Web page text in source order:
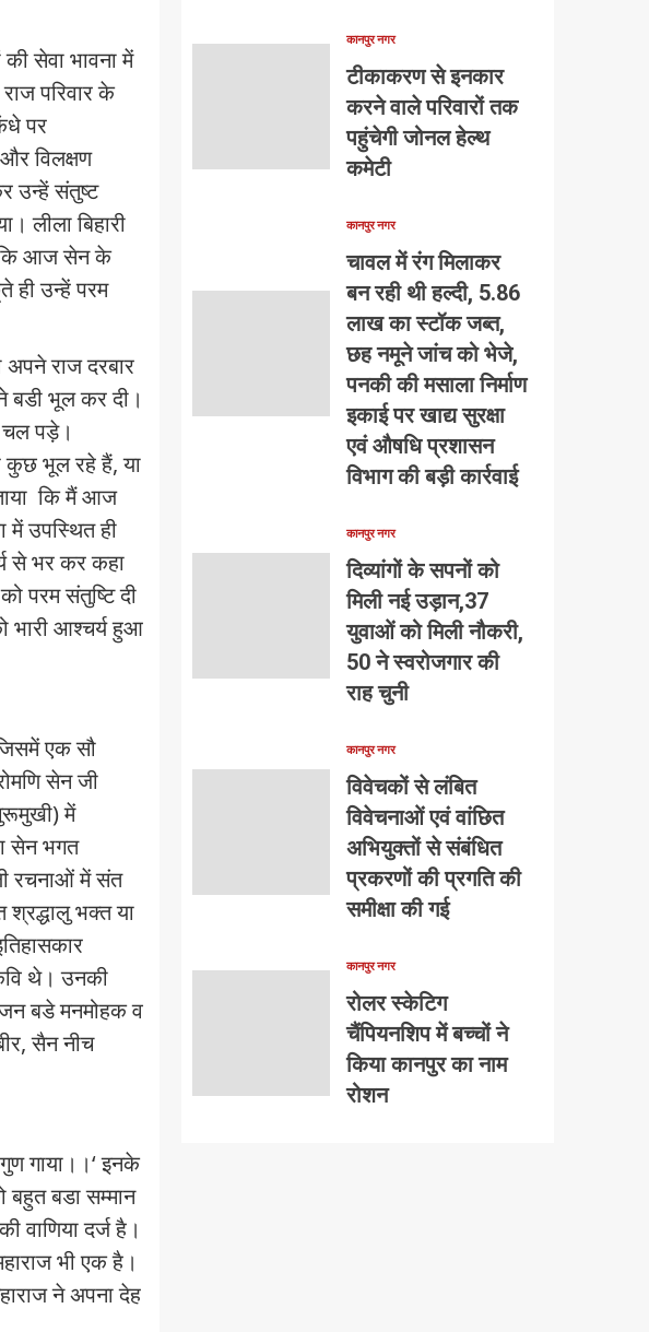
सेवा भावना में
परिवार के
पर
विलक्षण
उन्हें संतुष्ट
लीला बिहारी
कि आज सेन के
ही उन्हें परम
राज दरबार
बडी भूल कर दी।
चल पड़े।
भूल रहे हैं,या
कि मैं आज
में उपस्थित ही
से भर कर कहा
परम संतुष्टि दी
भारी आश्चर्य हुआ
एक सौ‌
सेन जी
में
सेन भगत
रचनाओं में संत
भक्त या
थे। उनकी
बडे मनमोहक व
,सैन नीच
गाया।।‘इनके
बडा सम्मान
दर्ज है।
भी एक है।
ने अपना देह
कानपुर नगर
टीकाकरण से इनकार
करने वाले परिवारों तक
पहुंचेगी जोनल हेल्थ
कमेटी
कानपुर नगर
चावल में रंग मिलाकर
बन रही थी हल्दी, 5.86
लाख का स्टॉक जब्त,
छह नमूने जांच को भेजे,
पनकी की मसाला निर्माण
इकाई पर खाद्य सुरक्षा
एवं औषधि प्रशासन
विभाग की बड़ी कार्रवाई
कानपुर नगर
दिव्यांगों के सपनों को
मिली नई उड़ान,37
युवाओं को मिली नौकरी,
50 ने स्वरोजगार की
राह चुनी
कानपुर नगर
विवेचकों से लंबित
विवेचनाओं एवं वांछित
अभियुक्तों से संबंधित
प्रकरणों की प्रगति की
समीक्षा की गई
कानपुर नगर
रोलर स्केटिग
चैंपियनशिप में बच्चों ने
किया कानपुर का नाम
रोशन